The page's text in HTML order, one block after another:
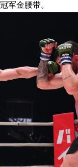
军金腰带。